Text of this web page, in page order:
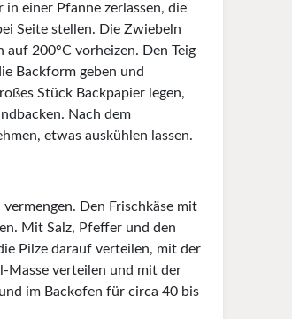
einer Pfanne zerlassen, die
Seite stellen. Die Zwiebeln
200°C vorheizen. Den Teig
Backform geben und
Stück Backpapier legen,
Nach dem
etwas auskühlen lassen.
Den Frischkäse mit
Mit Salz, Pfeffer und den
Pilze darauf verteilen, mit der
Masse verteilen und mit der
im Backofen für circa 40 bis